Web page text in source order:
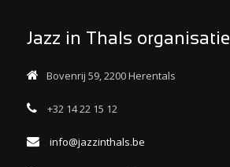
Jazz in Thals organisatie
Bovenrij 59, 2200 Herentals
+32 14 22 15 12
info@jazzinthals.be